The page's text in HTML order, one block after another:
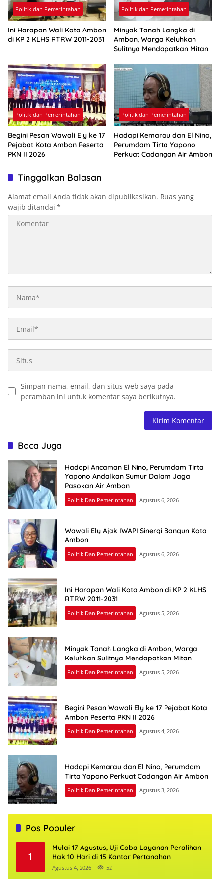
Politik dan Pemerintahan
Ini Harapan Wali Kota Ambon
di KP 2 KLHS RTRW 2011-2031
Politik dan Pemerintahan
Minyak Tanah Langka di
Ambon, Warga Keluhkan
Sulitnya Mendapatkan Mitan
Politik dan Pemerintahan
Begini Pesan Wawali Ely ke 17
Pejabat Kota Ambon Peserta
PKN II 2026
Politik dan Pemerintahan
Hadapi Kemarau dan El Nino,
Perumdam Tirta Yapono
Perkuat Cadangan Air Ambon
Tinggalkan Balasan
Alamat email Anda tidak akan dipublikasikan. Ruas yang
wajib ditandai *
Simpan nama, email, dan situs web saya pada
peramban ini untuk komentar saya berikutnya.
Baca Juga
Hadapi Ancaman El Nino, Perumdam Tirta
Yapono Andalkan Sumur Dalam Jaga
Pasokan Air Ambon
Politik Dan Pemerintahan Agustus 6, 2026
Wawali Ely Ajak IWAPI Sinergi Bangun Kota
Ambon
Politik Dan Pemerintahan Agustus 6, 2026
Ini Harapan Wali Kota Ambon di KP 2 KLHS
RTRW 2011-2031
Politik Dan Pemerintahan Agustus 5, 2026
Minyak Tanah Langka di Ambon, Warga
Keluhkan Sulitnya Mendapatkan Mitan
Politik Dan Pemerintahan Agustus 5, 2026
Begini Pesan Wawali Ely ke 17 Pejabat Kota
Ambon Peserta PKN II 2026
Politik Dan Pemerintahan Agustus 4, 2026
Hadapi Kemarau dan El Nino, Perumdam
Tirta Yapono Perkuat Cadangan Air Ambon
Politik Dan Pemerintahan Agustus 3, 2026
Pos Populer
1
Mulai 17 Agustus, Uji Coba Layanan Peralihan
Hak 10 Hari di 15 Kantor Pertanahan
Agustus 4, 2026 52